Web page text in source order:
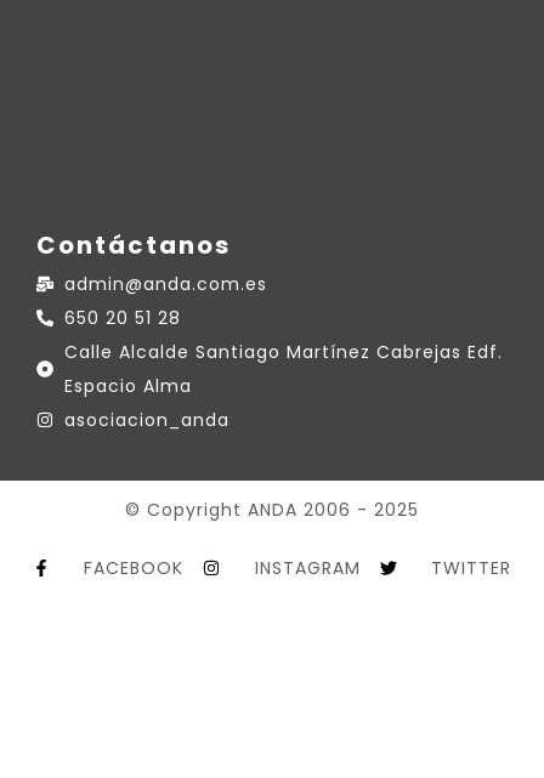
Contáctanos
admin@anda.com.es
650 20 51 28
Calle Alcalde Santiago Martínez Cabrejas Edf.
Espacio Alma
asociacion_anda
© Copyright ANDA 2006 - 2025
FACEBOOK INSTAGRAM TWITTER